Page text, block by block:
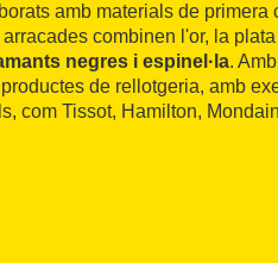
amb materials de primera
combinen l'or, la
negres i espinel·la.
de rellotgeria, amb
com Tissot, Hamilton,